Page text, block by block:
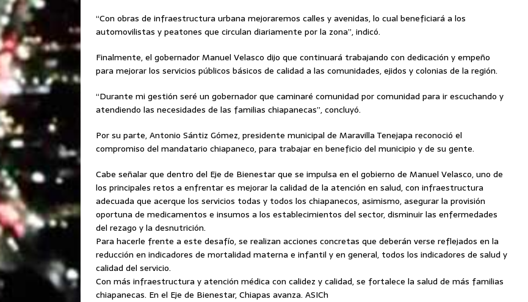
“Con obras de infraestructura urbana mejoraremos calles y avenidas, lo cual beneficiará a los
automovilistas y peatones que circulan diariamente por la zona”, indicó.
Finalmente, el gobernador Manuel Velasco dijo que continuará trabajando con dedicación y empeño
para mejorar los servicios públicos básicos de calidad a las comunidades, ejidos y colonias de la región.
“Durante mi gestión seré un gobernador que caminaré comunidad por comunidad para ir escuchando y
atendiendo las necesidades de las familias chiapanecas”, concluyó.
Por su parte, Antonio Sántiz Gómez, presidente municipal de Maravilla Tenejapa reconoció el
compromiso del mandatario chiapaneco, para trabajar en beneficio del municipio y de su gente.
Cabe señalar que dentro del Eje de Bienestar que se impulsa en el gobierno de Manuel Velasco, uno de
los principales retos a enfrentar es mejorar la calidad de la atención en salud, con infraestructura
adecuada que acerque los servicios todas y todos los chiapanecos, asimismo, asegurar la provisión
oportuna de medicamentos e insumos a los establecimientos del sector, disminuir las enfermedades
del rezago y la desnutrición.
Para hacerle frente a este desafío, se realizan acciones concretas que deberán verse reflejados en la
reducción en indicadores de mortalidad materna e infantil y en general, todos los indicadores de salud y
calidad del servicio.
Con más infraestructura y atención médica con calidez y calidad, se fortalece la salud de más familias
chiapanecas. En el Eje de Bienestar, Chiapas avanza. ASICh